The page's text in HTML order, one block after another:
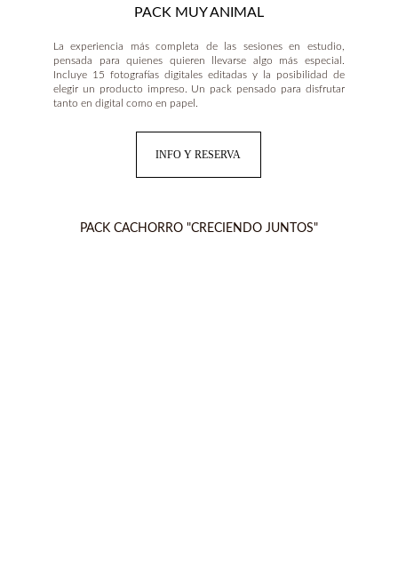
PACK MUY ANIMAL
La experiencia más completa de las sesiones en estudio,
pensada para quienes quieren llevarse algo más especial.
Incluye 15 fotografías digitales editadas y la posibilidad de
elegir un producto impreso. Un pack pensado para disfrutar
tanto en digital como en papel.
INFO Y RESERVA
PACK CACHORRO "CRECIENDO JUNTOS"